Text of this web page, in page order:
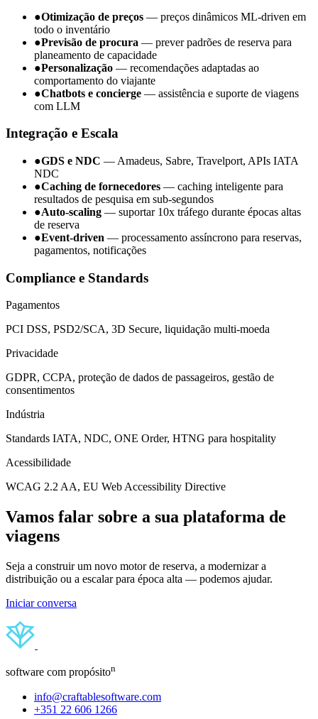
●Otimização de preços — preços dinâmicos ML-driven em
todo o inventário
●Previsão de procura — prever padrões de reserva para
planeamento de capacidade
●Personalização — recomendações adaptadas ao
comportamento do viajante
●Chatbots e concierge — assistência e suporte de viagens
com LLM
Integração e Escala
●GDS e NDC — Amadeus, Sabre, Travelport, APIs IATA
NDC
●Caching de fornecedores — caching inteligente para
resultados de pesquisa em sub-segundos
●Auto-scaling — suportar 10x tráfego durante épocas altas
de reserva
●Event-driven — processamento assíncrono para reservas,
pagamentos, notificações
Compliance e Standards
Pagamentos
PCI DSS, PSD2/SCA, 3D Secure, liquidação multi-moeda
Privacidade
GDPR, CCPA, proteção de dados de passageiros, gestão de
consentimentos
Indústria
Standards IATA, NDC, ONE Order, HTNG para hospitality
Acessibilidade
WCAG 2.2 AA, EU Web Accessibility Directive
Vamos falar sobre a sua plataforma de
viagens
Seja a construir um novo motor de reserva, a modernizar a
distribuição ou a escalar para época alta — podemos ajudar.
Iniciar conversa
software com propósiton
info@craftablesoftware.com
+351 22 606 1266